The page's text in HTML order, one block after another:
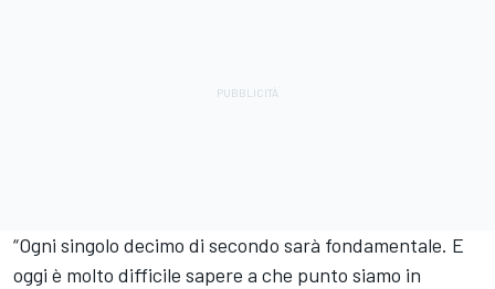
“Ogni singolo decimo di secondo sarà fondamentale. E
oggi è molto difficile sapere a che punto siamo in